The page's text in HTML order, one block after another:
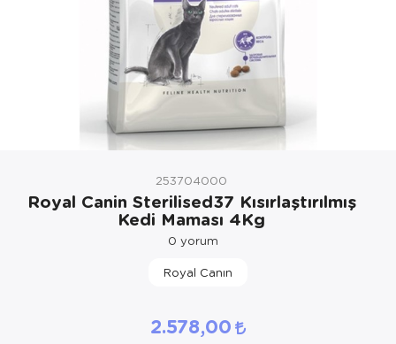
253704000
Royal Canin Sterilised37 Kısırlaştırılmış
Kedi Maması 4Kg
0 yorum
Royal Canın
2.578,00